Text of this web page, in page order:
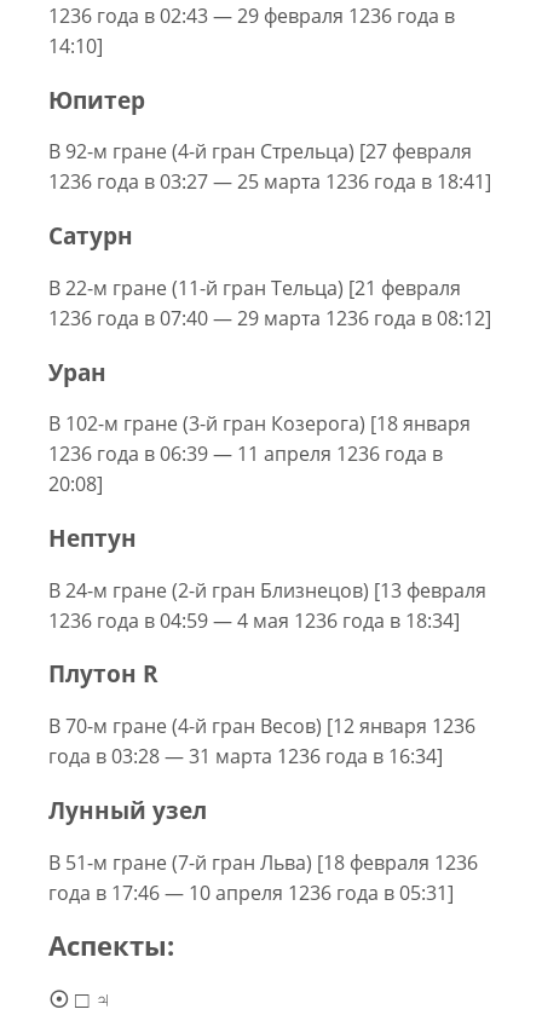
1236 года в 02:43 — 29 февраля 1236 года в
14:10]
Юпитер
В 92-м гране (4-й гран Стрельца) [27 февраля
1236 года в 03:27 — 25 марта 1236 года в 18:41]
Сатурн
В 22-м гране (11-й гран Тельца) [21 февраля
1236 года в 07:40 — 29 марта 1236 года в 08:12]
Уран
В 102-м гране (3-й гран Козерога) [18 января
1236 года в 06:39 — 11 апреля 1236 года в
20:08]
Нептун
В 24-м гране (2-й гран Близнецов) [13 февраля
1236 года в 04:59 — 4 мая 1236 года в 18:34]
Плутон R
В 70-м гране (4-й гран Весов) [12 января 1236
года в 03:28 — 31 марта 1236 года в 16:34]
Лунный узел
В 51-м гране (7-й гран Льва) [18 февраля 1236
года в 17:46 — 10 апреля 1236 года в 05:31]
Аспекты:
☉ □ ♃